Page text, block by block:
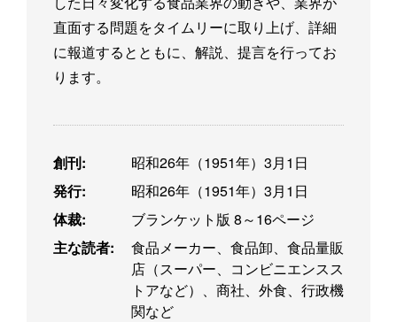
直面する問題をタイムリーに取り上げ、詳細
に報道するとともに、解説、提言を行ってお
ります。
創刊:
昭和26年（1951年）3月1日
発行:
昭和26年（1951年）3月1日
体裁:
ブランケット版 8～16ページ
主な読者:
食品メーカー、食品卸、食品量販
店（スーパー、コンビニエンスス
トアなど）、商社、外食、行政機
関など